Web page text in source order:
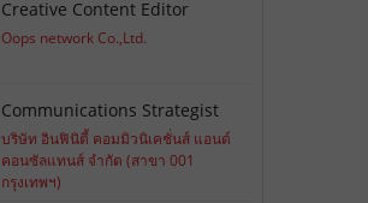
Creative Content Editor
Oops network Co.,Ltd.
Communications Strategist
บริษัท อินฟินิตี้ คอมมิวนิเคชั่นส์ แอนด์
คอนซัลแทนส์ จำกัด (สาขา 001
กรุงเทพฯ)